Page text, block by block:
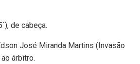
de cabeça.
José Miranda Martins (Invasão
árbitro.